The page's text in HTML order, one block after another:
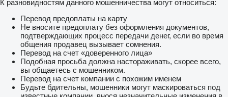
К разновидностям данного мошенничества могут относиться:
Перевод предоплаты на карту
Не вносите предоплату без оформления документов,
подтверждающих процесс передачи денег, если во время
общения продавец вызывает сомнения.
Перевод на счет «доверенного лица»
Подобная просьба должна настораживать, скорее всего,
вы общаетесь с мошенником.
Перевод на счет компании с похожим именем
Будьте бдительны, мошенники могут маскироваться под